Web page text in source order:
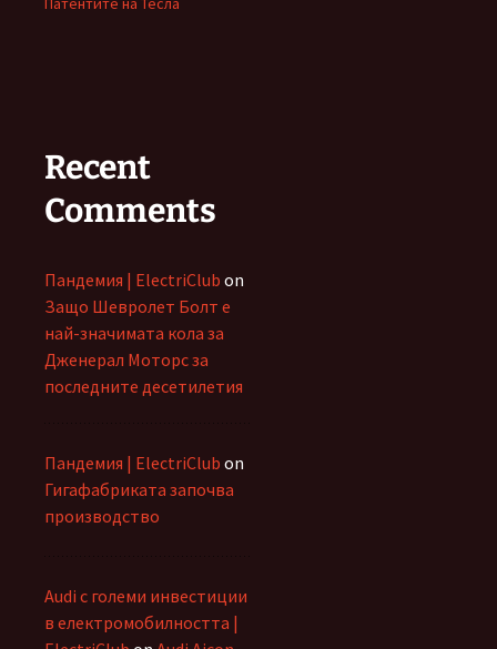
Recent
Comments
Пандемия | ElectriClub on
Защо Шевролет Болт е
най-значимата кола за
Дженерал Моторс за
последните десетилетия
Пандемия | ElectriClub on
Гигафабриката започва
производство
Audi с големи инвестиции
в електромобилността |